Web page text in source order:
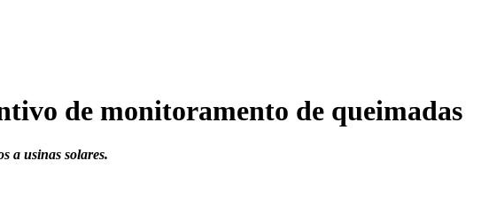
de monitoramento de queimadas
a usinas solares.